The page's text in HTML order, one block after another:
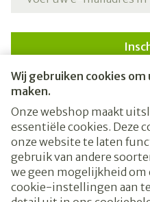
Wij gebruiken cookies
maken.
Onze webshop maakt
essentiële cookies. Deze
onze website te laten
gebruik van andere
we geen mogelijkheid
cookie-instellingen aan
Door op inschrijven te klikken,
nieuwsbrief en gaat u akkoord
Juridische links